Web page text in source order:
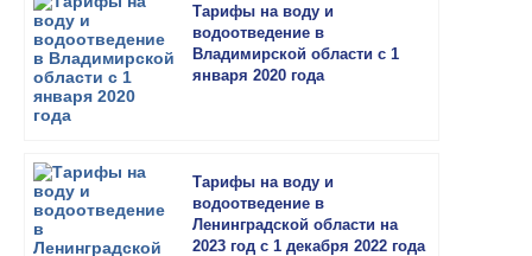
Тарифы на воду и
водоотведение в
Владимирской области с 1
января 2020 года
Тарифы на воду и
водоотведение в
Ленинградской области на
2023 год с 1 декабря 2022 года